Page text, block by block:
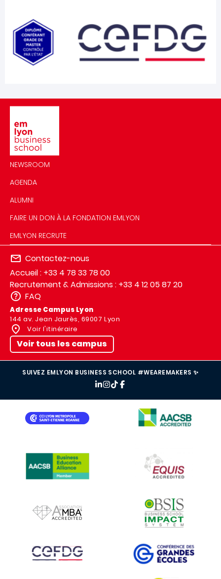
NEWSROOM
AGENDA
ALUMNI
FAIRE UN DON À LA FONDATION EMLYON
EMLYON RECRUTE
Contactez-nous
Accueil : +33 4 78 33 78 00
Recrutement & Admissions : +33 4 12 05 87 20
FAQ
Adresse Campus Lyon
144 av. Jean Jaurès, 69007 Lyon
Voir l'itinéraire
Voir tous les campus
SUIVEZ EMLYON BUSINESS SCHOOL #WEAREMAKERS ✨
IMAGE
IMAGE
IMAGE
IMAGE